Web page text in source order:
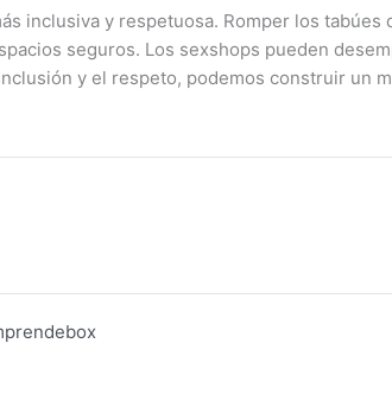
inclusiva y respetuosa. Romper los tabúes
seguros. Los sexshops pueden
y el respeto, podemos construir un